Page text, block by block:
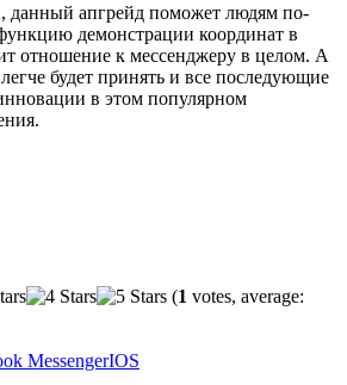
данный апгрейд поможет людям по-
демонстрации координат в
отношение к мессенджеру в целом. А
будет принять и все последующие
в этом популярном
(1 votes, average:
MessengerIOS